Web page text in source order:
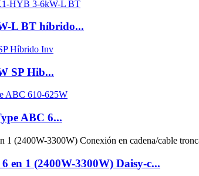
L BT híbrido...
SP Hib...
ABC 6...
en 1 (2400W-3300W) Daisy-c...